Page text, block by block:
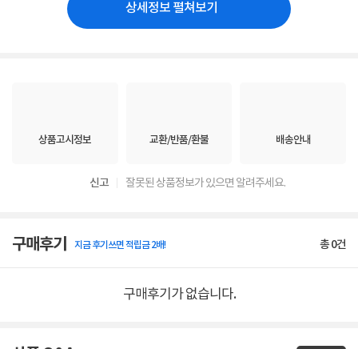
상세정보 펼쳐보기
상품고시정보 교환/반품/환불 배송안내
신고 잘못된 상품정보가 있으면 알려주세요.
구매후기 지금 후기쓰면 적립금 2배! 총0건
구매후기가 없습니다.